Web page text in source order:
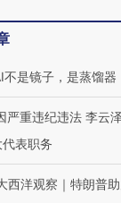
金
马航飞行员
不是镜子，是蒸馏器
严重违纪违法 李云
表职务
西洋观察｜特朗普